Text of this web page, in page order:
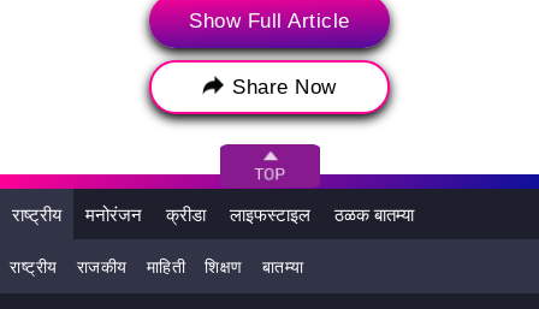
सेवा आणि प्रतिष्ठेवर परिणाम
पैसे न दिल्याने आधीच सेवा विस्कळीत झाल्या आहेत, चालकांसह अनेक
स्थानिक पुरवठादार आता आंतरराष्ट्रीय दौऱ्यांदरम्यान महाराष्ट्र सरकारच्या
अधिकाऱ्यांना त्यांच्या सेवा देण्यास नकार देत आहेत. एसकेएएएचजीएमबीएचने
इशारा दिला की जर हा मुद्दा निराकरण न झाल्यास, स्वित्झर्लंडबरोबरच्या
भारताच्या आंतरराष्ट्रीय संबंधांना हानी पोहोचवण्यासह याचे व्यापक परिणाम
होऊ शकतात. कंपनीने स्वतःच्या प्रतिष्ठेच्या संभाव्य हानीकडेही लक्ष वेधले
आणि असे म्हटले की, "हा प्रदीर्घ विलंब केवळ एएसकेएएएचजीएमबीएचच्या
प्रतिष्ठेला धोका निर्माण करत नाही तर त्याचे आंतरराष्ट्रीय परिणाम देखील
Show Full Article
Share Now
राष्ट्रीय मनोरंजन क्रीडा लाइफस्टाइल ठळक बातम्या
राष्ट्रीय राजकीय माहिती शिक्षण बातम्या